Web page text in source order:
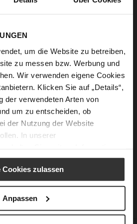
um die Website zu betreiben,
zu messen bzw. Werbung und
Wir verwenden eigene Cookies
Klicken Sie auf „Details“,
der verwendeten Arten von
um zu entscheiden, ob
der Nutzung der Website
In unserer
Cookies zulassen
Anpassen
Anmelden
viele Vorteile: schneller zur Kasse
speichern, Bestellungen